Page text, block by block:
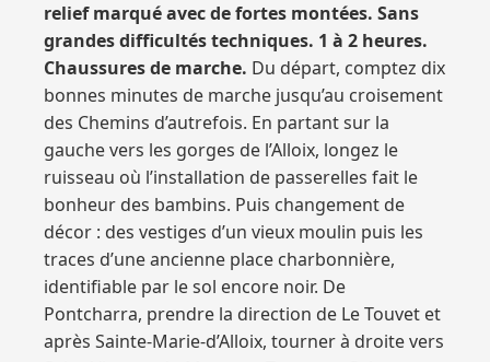
relief marqué avec de fortes montées. Sans
grandes difficultés techniques. 1 à 2 heures.
Chaussures de marche. Du départ, comptez dix
bonnes minutes de marche jusqu’au croisement
des Chemins d’autrefois. En partant sur la
gauche vers les gorges de l’Alloix, longez le
ruisseau où l’installation de passerelles fait le
bonheur des bambins. Puis changement de
décor : des vestiges d’un vieux moulin puis les
traces d’une ancienne place charbonnière,
identifiable par le sol encore noir. De
Pontcharra, prendre la direction de Le Touvet et
après Sainte-Marie-d’Alloix, tourner à droite vers